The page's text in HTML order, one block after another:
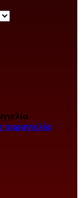
παραγγελία